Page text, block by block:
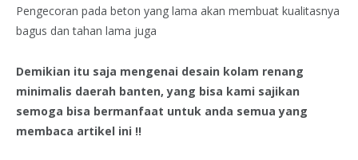
Pengecoran pada beton yang lama akan membuat kualitasnya
bagus dan tahan lama juga
Demikian itu saja mengenai desain kolam renang
minimalis daerah banten, yang bisa kami sajikan
semoga bisa bermanfaat untuk anda semua yang
membaca artikel ini !!